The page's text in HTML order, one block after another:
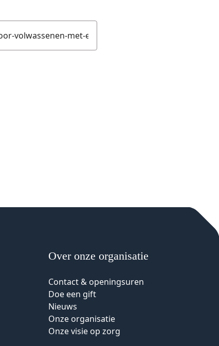
Over onze organisatie
Contact & openingsuren
Doe een gift
Nieuws
Onze organisatie
Onze visie op zorg